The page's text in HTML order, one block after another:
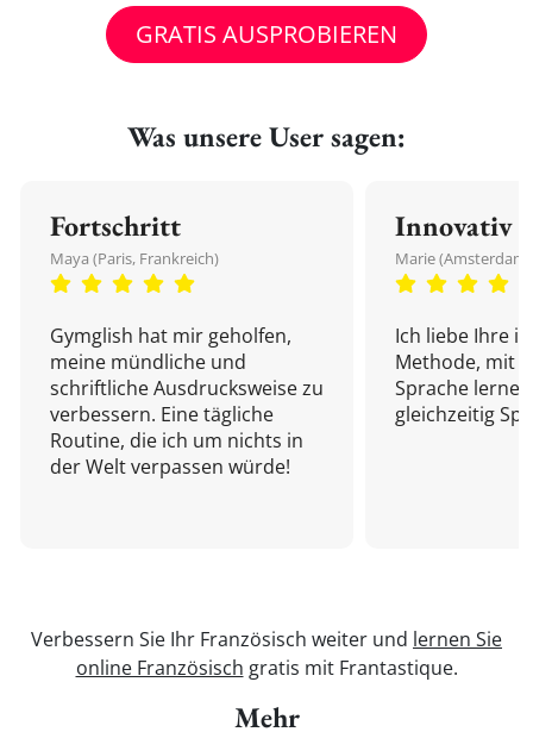
GRATIS AUSPROBIEREN
Was unsere User sagen:
Fortschritt
Maya (Paris, Frankreich)
Gymglish hat mir geholfen,
meine mündliche und
schriftliche Ausdrucksweise zu
verbessern. Eine tägliche
Routine, die ich um nichts in
der Welt verpassen würde!
Innovativ
Marie
Ich liebe Ihre
Methode, mit
Sprache
gleichzeitig
Verbessern Sie Ihr Französisch weiter und lernen Sie
online Französisch gratis mit Frantastique.
Mehr